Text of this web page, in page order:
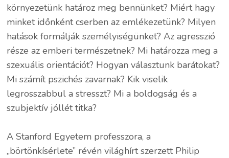
környezetünk határoz meg bennünket? Miért hagy
minket időnként cserben az emlékezetünk? Milyen
hatások formálják személyiségünket? Az agresszió
része az emberi természetnek? Mi határozza meg a
szexuális orientációt? Hogyan választunk barátokat?
Mi számít pszichés zavarnak? Kik viselik
legrosszabbul a stresszt? Mi a boldogság és a
szubjektív jóllét titka?
A Stanford Egyetem professzora, a
„börtönkísérlete” révén világhírt szerzett Philip